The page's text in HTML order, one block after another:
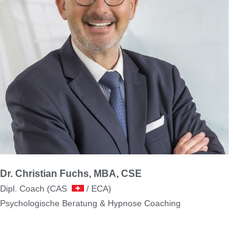
Dr. Christian Fuchs, MBA, CSE
Dipl. Coach (CAS
/ ECA)
Psychologische Beratung & Hypnose Coaching